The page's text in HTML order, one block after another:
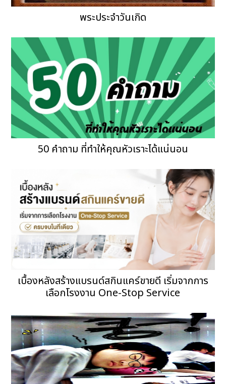
พระประจำวันเกิด
50 คำถาม ที่ทำให้คุณหัวเราะได้แน่นอน
เบื้องหลังสร้างแบรนด์สกินแคร์ขายดี เริ่มจากการ
เลือกโรงงาน One-Stop Service